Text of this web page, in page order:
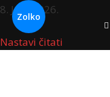
8. Jula 2026.
Nastavi čitati
Zolko